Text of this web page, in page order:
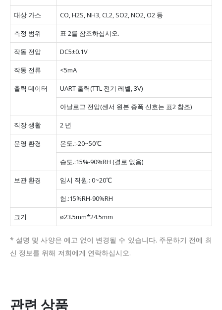
대상 가스 CO, H2S, NH3, CL2, SO2, NO2, O2 등
측정 범위 표 2를 참조하십시오.
작동 전압 DC5±0.1V
작동 전류 <5mA
출력 데이터 UART 출력(TTL 전기 레벨, 3V)
아날로그 전압(센서 원본 증폭 신호는 표2 참조)
직장 생활 2 년
운영 환경 온도.:-20~50℃
습도.:15%-90%RH (결로 없음)
보관 환경 임시 직원.: 0~20℃
험.:15%RH-90%RH
크기 ø23.5mm*24.5mm
* 설명 및 사양은 예고 없이 변경될 수 있습니다. 주문하기 전에 최
신 정보를 위해 저희에게 연락하십시오.
관련 상품